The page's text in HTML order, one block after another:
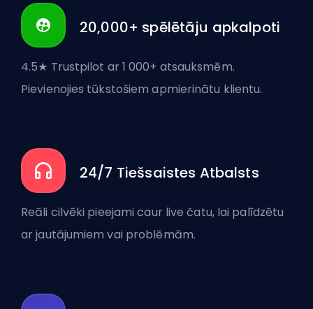
20,000+ spēlētāju apkalpoti
4.5★ Trustpilot ar 1 000+ atsauksmēm.
Pievienojies tūkstošiem apmierinātu klientu.
24/7 Tiešsaistes Atbalsts
Reāli cilvēki pieejami caur live čatu, lai palīdzētu
ar jautājumiem vai problēmām.